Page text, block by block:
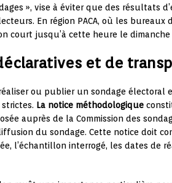
», vise à éviter que des résultats
En région PACA, où les
court jusqu’à cette heure le
et de
ou publier un sondage électoral
La notice méthodologique
auprès de la Commission des
du sondage. Cette notice doit
l’échantillon interrogé, les dates de